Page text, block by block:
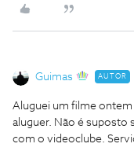
Guimas AUTOR
Aluguei um filme ontem
aluguer. Não é suposto
com o videoclube.